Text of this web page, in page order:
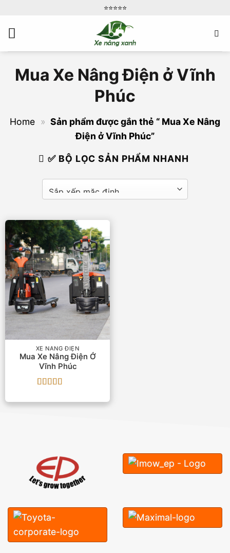
nội
dung
⭐️⭐️⭐️⭐️⭐️
Mua Xe Nâng Điện ở Vĩnh
Phúc
Home » Sản phẩm được gắn thẻ “ Mua Xe Nâng
Điện ở Vĩnh Phúc”
✅ BỘ LỌC SẢN PHẨM NHANH
XE NÂNG ĐIỆN
Mua Xe Nâng Điện Ở
Vĩnh Phúc
hạng55 sao